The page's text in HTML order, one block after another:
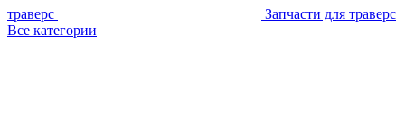
траверс
Запчасти для траверс
Все категории